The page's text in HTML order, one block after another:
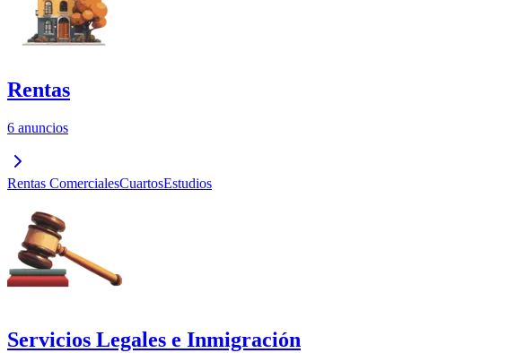
Rentas
6 anuncios
Rentas ComercialesCuartosEstudios
Servicios Legales e Inmigración